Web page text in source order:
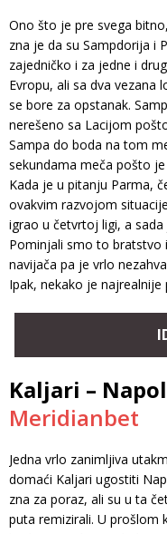
Ono što je pre svega
zna je da su Sampdorija i
zajedničko i za jedne i
Evropu, ali sa dva vezana
se bore za opstanak.
nerešeno sa Lacijom
Sampa do boda na tom
sekundama meča pošto
Kada je u pitanju Parma,
ovakvim razvojom
igrao u četvrtoj ligi, a
Pominjali smo to bratstvo
navijača pa je vrlo
Ipak, nekako je najrealnije
Kaljari –
Meridianbet
Jedna vrlo zanimljiva
domaći Kaljari ugostiti
zna za poraz, ali su u ta
puta remizirali. U prošlom